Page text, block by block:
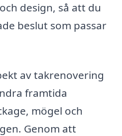
design, så att du
beslut som passar
av takrenovering
framtida
mögel och
Genom att